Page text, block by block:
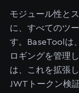
モジュール性と
に、すべてのツ
す。BaseToolは
ロギングを管理
は、これを拡張
JWTトークン検